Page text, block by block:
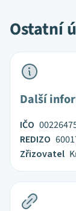
Ostatní
Další
IČO
REDIZO
Zřizovatel